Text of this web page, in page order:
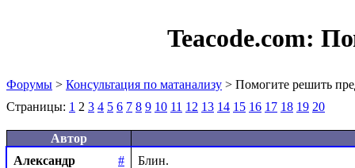
Teacode.com:
Форумы > Консультация по матанализу > Помогите решить
Страницы: 1 2 3 4 5 6 7 8 9 10 11 12 13 14 15 16 17 18 19 20
Автор
Александр
#
Блин.